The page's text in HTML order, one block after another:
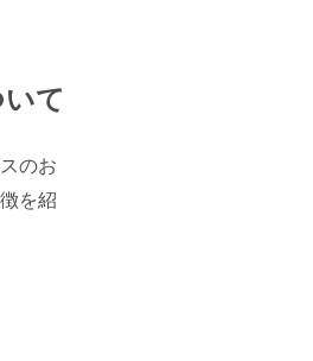
て
のお
を紹